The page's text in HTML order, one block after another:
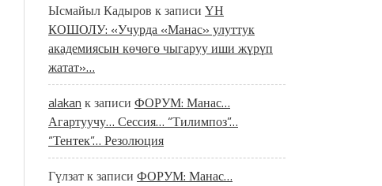
Ысмайыл Кадыров к записи ҮН
КОШОЛУ: «Учурда «Манас» улуттук
академиясын көчөгө чыгаруу иши жүрүп
жатат»…
alakan к записи ФОРУМ: Манас…
Агартуучу… Сессия… “Тилимпоз”…
“Тентек”… Резолюция
Гүлзатк записи ФОРУМ: Манас…